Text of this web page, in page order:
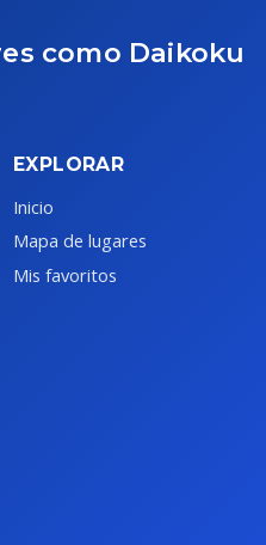
como Daikoku
EXPLORAR
Inicio
Mapa de lugares
Mis favoritos